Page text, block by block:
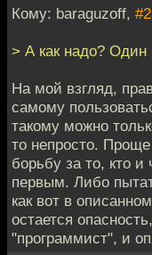
Кому: baraguzoff,
> А как надо? Один
На мой взгляд,
самому
такому можно
то непросто. Проще
борьбу за то, кто и
первым. Либо
как вот в
остается
"программист", и